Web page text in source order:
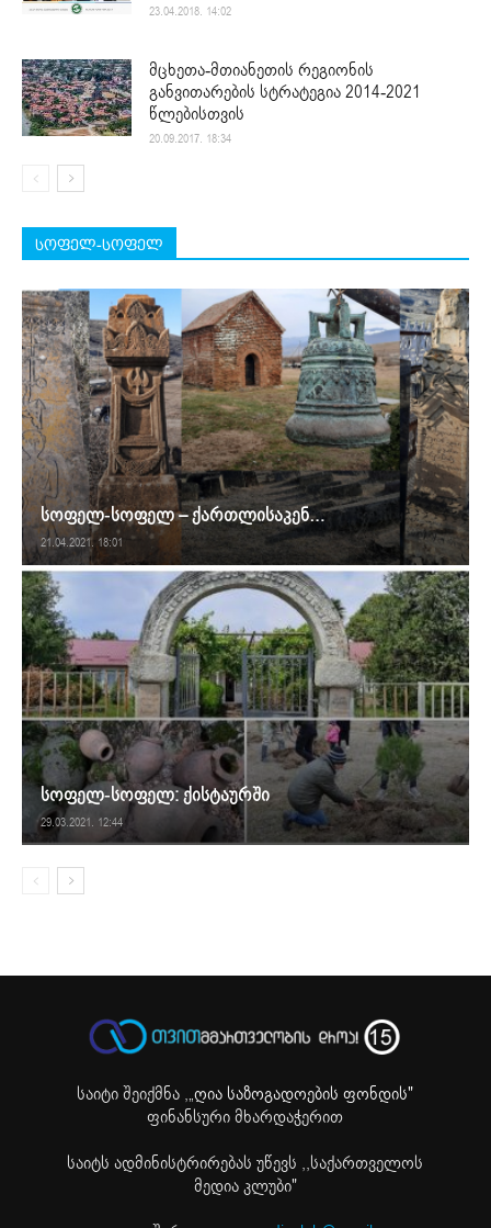
23.04.2018. 14:02
მცხეთა-მთიანეთის რეგიონის
განვითარების სტრატეგია 2014-2021
წლებისთვის
20.09.2017. 18:34
სოფელ-სოფელ
სოფელ-სოფელ – ქართლისაკენ…
21.04.2021. 18:01
სოფელ-სოფელ: ქისტაურში
29.03.2021. 12:44
საიტი შეიქმნა ,„ღია საზოგადოების ფონდის"
ფინანსური მხარდაჭერით
საიტს ადმინისტრირებას უწევს ,,საქართველოს
მედია კლუბი"